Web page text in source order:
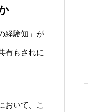
経験知」が
有もされに
おいて、こ